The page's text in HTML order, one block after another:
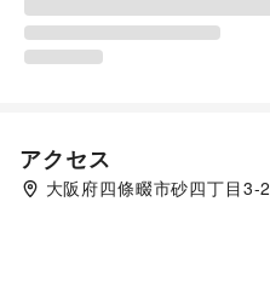
アクセス
大阪府四條畷市砂四丁目3-2